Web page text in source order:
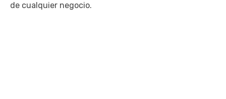
de cualquier negocio.